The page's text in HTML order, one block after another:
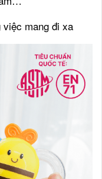
việc mang đi xa